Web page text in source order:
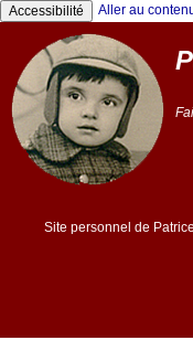
Accessibilité Aller au
Site personnel de